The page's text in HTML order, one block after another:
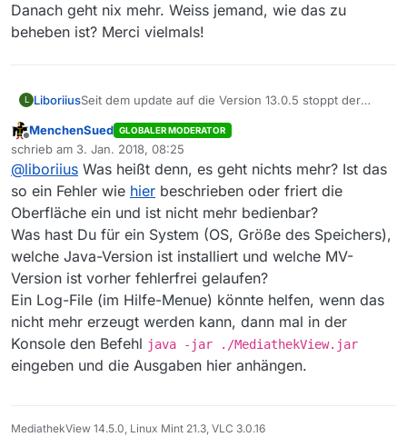
Danach geht nix mehr. Weiss jemand, wie das zu
beheben ist? Merci vielmals!
L LiboriiusSeit dem update auf die Version 13.0.5 stoppt der
Danach geht nix mehr. Weiss jemand, wie das zu
beheben ist? Merci vielmals!
Offline
MenchenSued GLOBALER MODERATOR
schrieb am 3. Jan. 2018, 08:25
zuletzt editiert von
@liboriius Was heißt denn, es geht nichts mehr? Ist das
so ein Fehler wie hier beschrieben oder friert die
Oberfläche ein und ist nicht mehr bedienbar?
Was hast Du für ein System (OS, Größe des Speichers),
welche Java-Version ist installiert und welche MV-
Version ist vorher fehlerfrei gelaufen?
Ein Log-File (im Hilfe-Menue) könnte helfen, wenn das
nicht mehr erzeugt werden kann, dann mal in der
Konsole den Befehl java -jar ./MediathekView.jar
eingeben und die Ausgaben hier anhängen.
MediathekView 14.5.0, Linux Mint 21.3, VLC 3.0.16